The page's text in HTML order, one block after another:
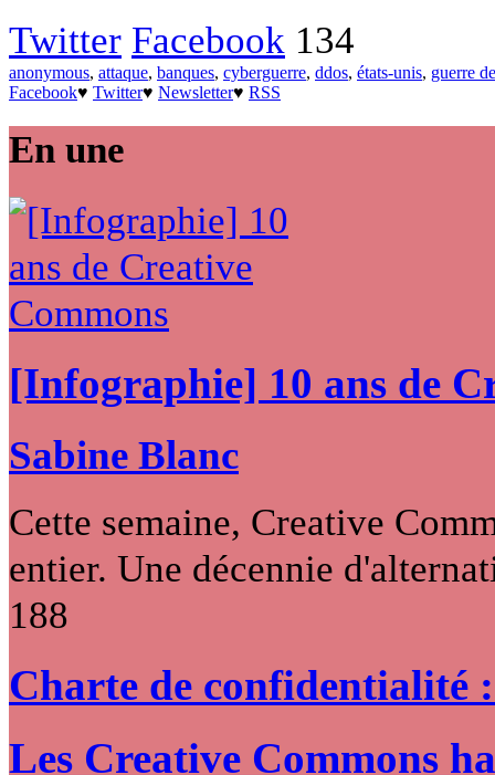
Twitter Facebook 134
anonymous, attaque, banques, cyberguerre, ddos, états-unis, guerre
Facebook♥ Twitter♥ Newsletter♥ RSS
En une
[Infographie] 10 ans de
Sabine Blanc
Cette semaine, Creative
entier. Une décennie
188
Charte de confidentialité
Les Creative Commons